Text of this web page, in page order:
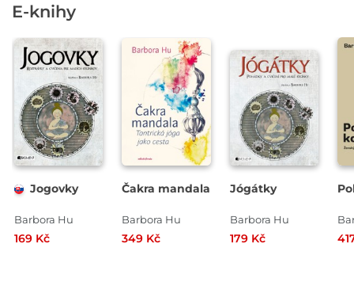
E-knihy
Jogovky
Barbora Hu
169 Kč
Čakra mandala
Barbora Hu
349 Kč
Jógátky
Barbora Hu
179 Kč